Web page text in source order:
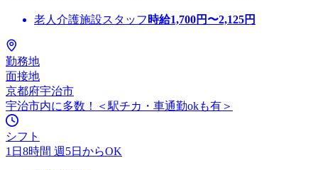
老人介護施設スタッフ 時給1,700円〜2,125円
勤務地
面接地
京都府宇治市
宇治市内に多数！＜駅チカ・車通勤okも有＞
シフト
1日8時間 週5日からOK